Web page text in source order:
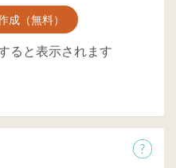
成（無料）
ると表示されます